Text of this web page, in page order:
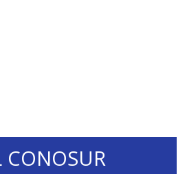
CONOSUR